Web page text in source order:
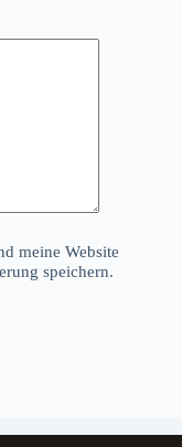
meine Website
speichern.